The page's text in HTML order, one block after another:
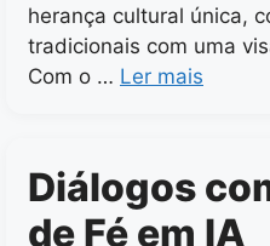
herança cultural única,
tradicionais com uma
Com o … Ler mais
Diálogos
de Fé em IA